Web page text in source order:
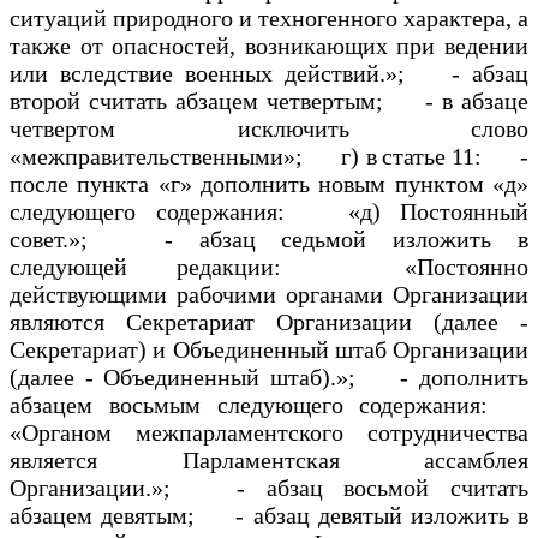
ситуаций природного и техногенного характера, а
также от опасностей, возникающих при ведении
или вследствие военных действий.»; - абзац
второй считать абзацем четвертым; - в абзаце
четвертом исключить слово
«межправительственными»; г) в статье 11: -
после пункта «г» дополнить новым пунктом «д»
следующего содержания: «д) Постоянный
совет.»; - абзац седьмой изложить в
следующей редакции: «Постоянно
действующими рабочими органами Организации
являются Секретариат Организации (далее -
Секретариат) и Объединенный штаб Организации
(далее - Объединенный штаб).»; - дополнить
абзацем восьмым следующего содержания:
«Органом межпарламентского сотрудничества
является Парламентская ассамблея
Организации.»; - абзац восьмой считать
абзацем девятым; - абзац девятый изложить в